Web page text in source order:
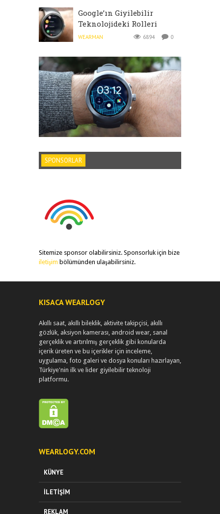
Google’ın Giyilebilir
Teknolojideki Rolleri
WEARMAN 6894 0
SPONSORLAR
Sitemize sponsor olabilirsiniz. Sponsorluk için bize
iletişim bölümünden ulaşabilirsiniz.
KISACA WEARLOGY
Akıllı saat, akıllı bileklik, aktivite takipçisi, akıllı
gözlük, aksiyon kamerası, android wear, sanal
gerçeklik ve artırılmış gerçeklik gibi konularda
içerik üreten ve bu içerikler için inceleme,
uygulama, foto galeri ve dosya konuları hazırlayan,
Türkiye'nin ilk ve lider giyilebilir teknoloji
platformu.
WEARLOGY.COM
KÜNYE
İLETIŞIM
REKLAM